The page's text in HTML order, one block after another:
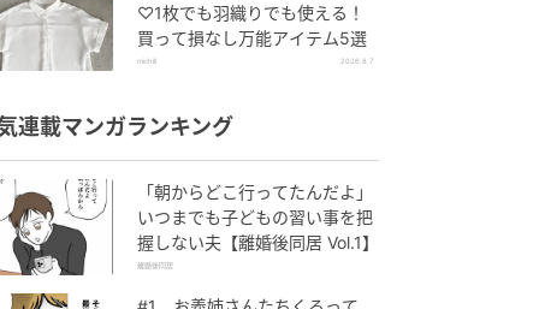
♡1枚でも羽織りでも使える！
買って損なし万能アイテム5選
michill 2026.8.7
連載マンガランキング
「朝からどこ行ってたんだよ」
いつまでも子どもの習い事を把
握しない夫【離婚後同居 Vol.1】
離婚後同居